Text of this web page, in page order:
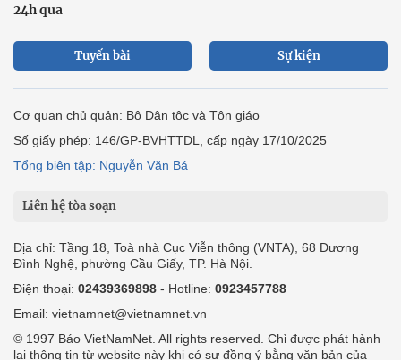
24h qua
Tuyến bài Sự kiện
Cơ quan chủ quản: Bộ Dân tộc và Tôn giáo
Số giấy phép: 146/GP-BVHTTDL, cấp ngày 17/10/2025
Tổng biên tập: Nguyễn Văn Bá
Liên hệ tòa soạn
Địa chỉ: Tầng 18, Toà nhà Cục Viễn thông (VNTA), 68 Dương
Đình Nghệ, phường Cầu Giấy, TP. Hà Nội.
Điện thoại: 02439369898 - Hotline: 0923457788
Email: vietnamnet@vietnamnet.vn
© 1997 Báo VietNamNet. All rights reserved. Chỉ được phát hành
lại thông tin từ website này khi có sự đồng ý bằng văn bản của